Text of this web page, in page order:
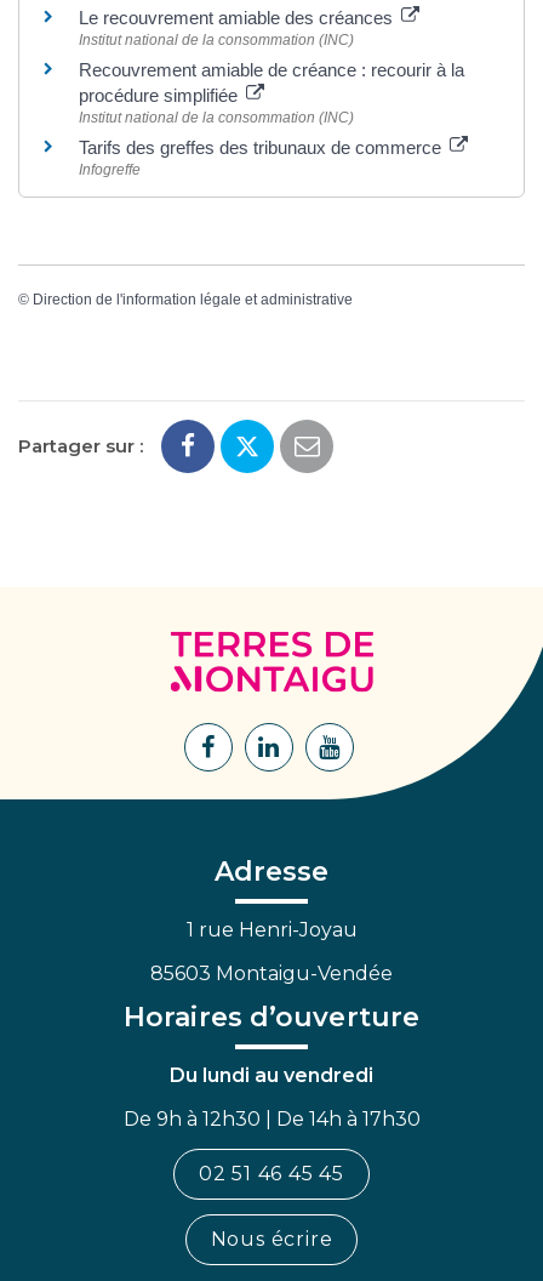
Le recouvrement amiable des créances
Institut national de la consommation (INC)
Recouvrement amiable de créance : recourir à la
procédure simplifiée
Institut national de la consommation (INC)
Tarifs des greffes des tribunaux de commerce
Infogreffe
© Direction de l'information légale et administrative
Partager sur :
Terres
de
Montaigu
Lien
Facebook
Lien
Lien
Adresse
1 rue Henri-Joyau
85603 Montaigu-Vendée
Horaires d’ouverture
Du lundi au vendredi
De 9h à 12h30 | De 14h à 17h30
02 51 46 45 45
Nous écrire